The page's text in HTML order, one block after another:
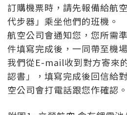
訂購機票時，請先報備給航
代步器」乘坐他們的班機。
航空公司會通知您，您所需
件填寫完成後，一同帶至機
我們從E-mail收到對方寄來
認書」，填寫完成後回信給
空公司會打電話跟您作確認。